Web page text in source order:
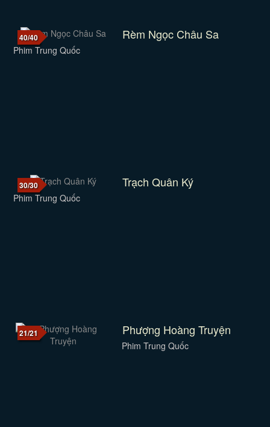
40/40 Rèm Ngọc Châu Sa
Phim Trung Quốc
30/30 Trạch Quân Ký
Phim Trung Quốc
21/21 Phượng Hoàng Truyện
Phim Trung Quốc